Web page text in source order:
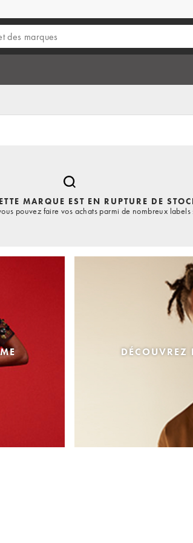
MARQUE EST EN RUPTURE DE
pouvez faire vos achats parmi de nombreux labels
DÉCOUVREZ